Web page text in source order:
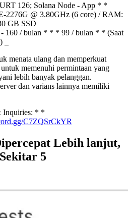
126; Solana Node - App * *
2276G @ 3.80GHz (6 core) / RAM:
GB SSD
160 / bulan * * * 99 / bulan * * (Saat
menata ulang dan memperkuat
memenuhi permintaan yang
lebih banyak pelanggan.
dan varians lainnya memiliki
Inquiries: * *
C7ZQSrCkYR
Lebih lanjut,
5